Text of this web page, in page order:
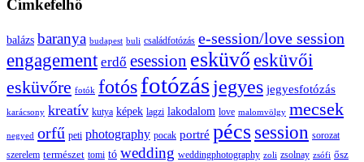
Címkefelhő
balázs baranya budapest buli családfotózás e-session/love session
engagement erdő esession esküvő esküvői
esküvőre fotók fotósfotózásjegyes jegyesfotózás
karácsony kreatív kutya képek lagzi lakodalom love malomvölgy mecsek
negyed orfű peti photography pocak portré pécssession sorozat
szerelem természet tomi tó wedding weddingphotography zoli zsolnay zsófi ősz